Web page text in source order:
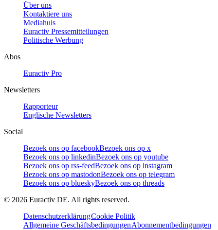
Über uns
Kontaktiere uns
Mediahuis
Euractiv Pressemitteilungen
Politische Werbung
Abos
Euractiv Pro
Newsletters
Rapporteur
Englische Newsletters
Social
Bezoek ons op facebookBezoek ons op x
Bezoek ons op linkedinBezoek ons op youtube
Bezoek ons op rss-feedBezoek ons op instagram
Bezoek ons op mastodonBezoek ons op telegram
Bezoek ons op blueskyBezoek ons op threads
© 2026 Euractiv DE. All rights reserved.
DatenschutzerklärungCookie Politik
Allgemeine GeschäftsbedingungenAbonnementbedingungen